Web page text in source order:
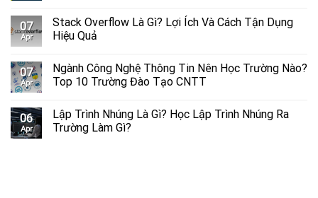
07
Apr
Stack Overflow Là Gì? Lợi Ích Và Cách Tận Dụng
Hiệu Quả
07
Apr
Ngành Công Nghệ Thông Tin Nên Học Trường Nào?
Top 10 Trường Đào Tạo CNTT
06
Apr
Lập Trình Nhúng Là Gì? Học Lập Trình Nhúng Ra
Trường Làm Gì?